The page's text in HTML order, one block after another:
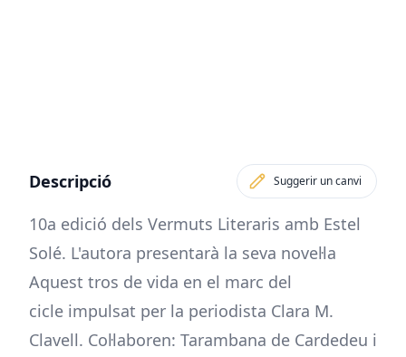
Descripció Suggerir un canvi
10a edició dels Vermuts Literaris amb Estel
Solé. L'autora presentarà la seva novel·la
Aquest tros de vida en el marc del
cicle impulsat per la periodista Clara M.
Clavell. Col·laboren: Tarambana de Cardedeu i